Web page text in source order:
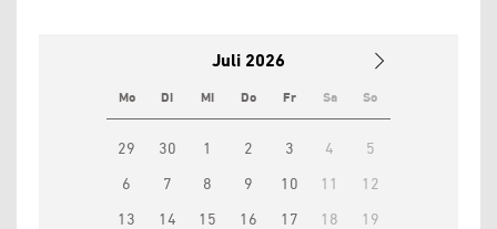
Juli 2026
Mo Di Mi Do Fr Sa So
29 30 1 2 3 4 5
6 7 8 9 10 11 12
13 14 15 16 17 18 19